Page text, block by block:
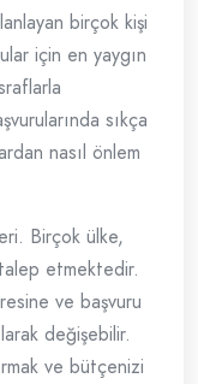
birçok kişi
için en yaygın
sıkça
nasıl önlem
Birçok ülke,
etmektedir.
ve başvuru
değişebilir.
ve bütçenizi